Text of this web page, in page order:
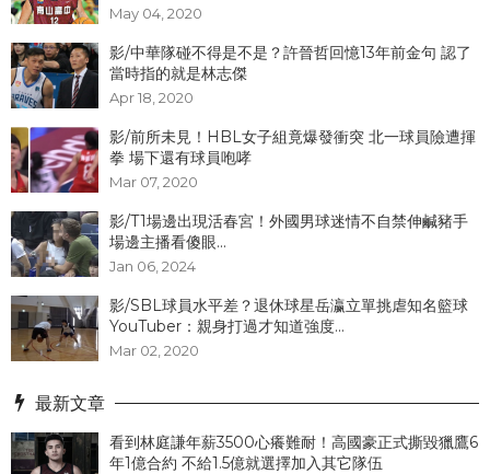
May 04, 2020
影/中華隊碰不得是不是？許晉哲回憶13年前金句 認了
當時指的就是林志傑
Apr 18, 2020
影/前所未見！HBL女子組竟爆發衝突 北一球員險遭揮
拳 場下還有球員咆哮
Mar 07, 2020
影/T1場邊出現活春宮！外國男球迷情不自禁伸鹹豬手
場邊主播看傻眼...
Jan 06, 2024
影/SBL球員水平差？退休球星岳瀛立單挑虐知名籃球
YouTuber：親身打過才知道強度...
Mar 02, 2020
最新文章
看到林庭謙年薪3500心癢難耐！高國豪正式撕毀獵鷹6
年1億合約 不給1.5億就選擇加入其它隊伍